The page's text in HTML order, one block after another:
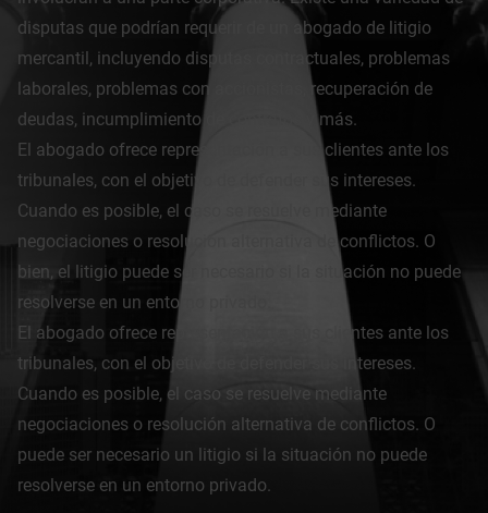
disputas que podrían requerir de un abogado de litigio
mercantil, incluyendo disputas contractuales, problemas
laborales, problemas con accionistas, recuperación de
deudas, incumplimiento de contratos y más.
El abogado ofrece representación a sus clientes ante los
tribunales, con el objetivo de defender sus intereses.
Cuando es posible, el caso se resuelve mediante
negociaciones o resolución alternativa de conflictos. O
bien, el litigio puede ser necesario si la situación no puede
resolverse en un entorno privado.
El abogado ofrece representación a sus clientes ante los
tribunales, con el objetivo de defender sus intereses.
Cuando es posible, el caso se resuelve mediante
negociaciones o resolución alternativa de conflictos. O
puede ser necesario un litigio si la situación no puede
resolverse en un entorno privado.